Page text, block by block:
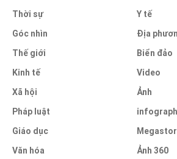
Thời sự
Góc nhìn
Thế giới
Kinh tế
Xã hội
Pháp luật
Giáo dục
Văn hóa
Y tế
Địa
Biển đảo
Video
Ảnh
Ảnh 360